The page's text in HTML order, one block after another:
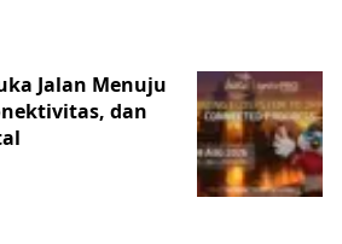
Jalan Menuju
dan